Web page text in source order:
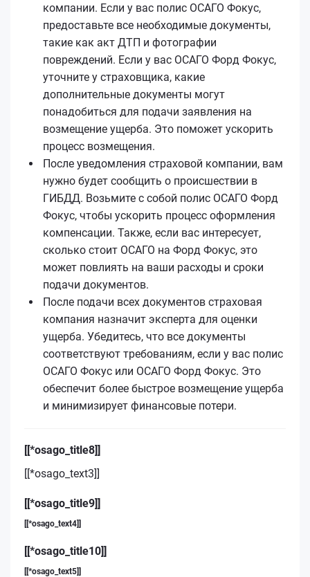
компании. Если у вас полис ОСАГО Фокус,
предоставьте все необходимые документы,
такие как акт ДТП и фотографии
повреждений. Если у вас ОСАГО Форд Фокус,
уточните у страховщика, какие
дополнительные документы могут
понадобиться для подачи заявления на
возмещение ущерба. Это поможет ускорить
процесс возмещения.
После уведомления страховой компании, вам
нужно будет сообщить о происшествии в
ГИБДД. Возьмите с собой полис ОСАГО Форд
Фокус, чтобы ускорить процесс оформления
компенсации. Также, если вас интересует,
сколько стоит ОСАГО на Форд Фокус, это
может повлиять на ваши расходы и сроки
подачи документов.
После подачи всех документов страховая
компания назначит эксперта для оценки
ущерба. Убедитесь, что все документы
соответствуют требованиям, если у вас полис
ОСАГО Фокус или ОСАГО Форд Фокус. Это
обеспечит более быстрое возмещение ущерба
и минимизирует финансовые потери.
[[*osago_title8]]
[[*osago_text3]]
[[*osago_title9]]
[[*osago_text4]]
[[*osago_title10]]
[[*osago_text5]]